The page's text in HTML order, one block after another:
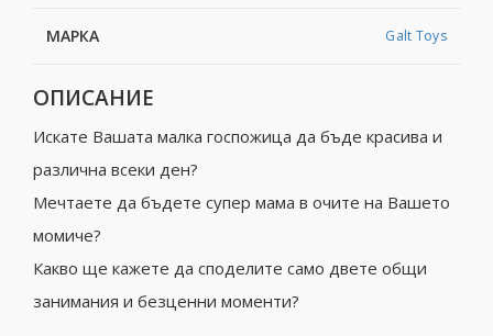
МАРКА Galt Toys
ОПИСАНИЕ
Искате Вашата малка госпожица да бъде красива и
различна всеки ден?
Мечтаете да бъдете супер мама в очите на Вашето
момиче?
Какво ще кажете да споделите само двете общи
занимания и безценни моменти?